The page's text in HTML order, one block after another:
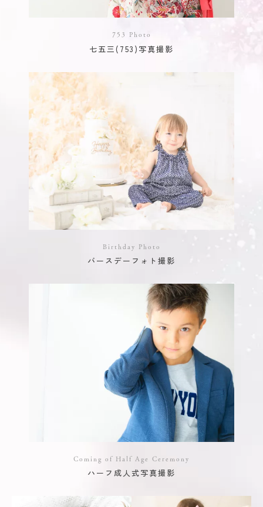
753 Photo
七五三(753)写真撮影
Birthday Photo
バースデーフォト撮影
Coming of Half Age Ceremony
ハーフ成人式写真撮影